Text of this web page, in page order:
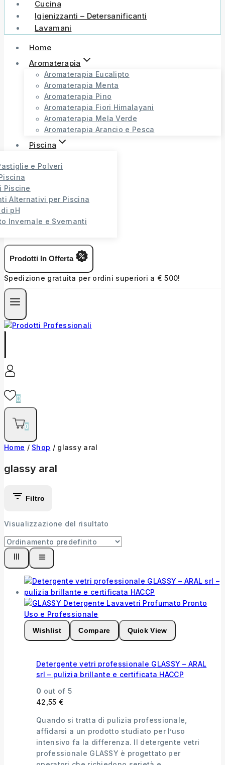
Cucina
Igienizzanti – Detersanificanti
Lavamani
Home
Aromaterapia
Aromaterapia Eucalipto
Aromaterapia Menta
Aromaterapia Pino
Aromaterapia Fiori Himalayani
Aromaterapia Mela Verde
Aromaterapia Arancio e Pesca
Piscina
e Polveri
Piscine
Alternativi per Piscina
pH
Invernale e Svernanti
Prodotti In Offerta
Spedizione gratuita per ordini superiori a € 500!
0
0
Home / Shop / glassy aral
glassy aral
Filtro
Visualizzazione del risultato
Wishlist Compare Quick View
Detergente vetri professionale GLASSY – ARAL
srl – pulizia brillante e certificata HACCP
0 out of 5
42,55 €
Quando si tratta di pulizia professionale,
affidarsi a un prodotto studiato per l’uso
intensivo fa la differenza. Il detergente vetri
professionale GLASSY è progettato per